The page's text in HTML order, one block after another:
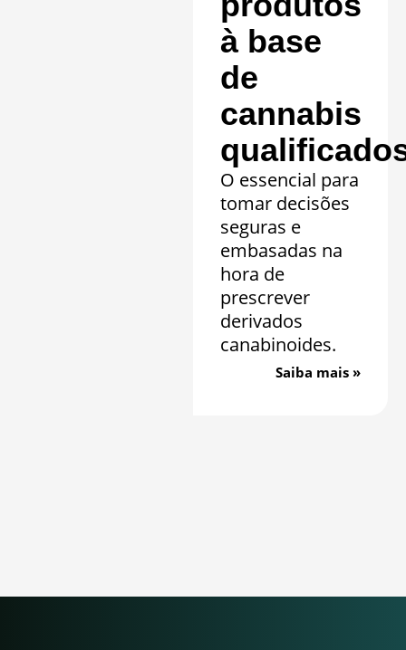
à base
de
cannabis
O essencial para
tomar decisões
seguras e
embasadas na
hora de
prescrever
derivados
canabinoides.
Saiba mais »